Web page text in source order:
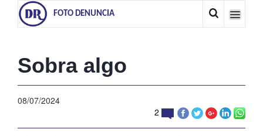
FOTO DENUNCIA
Sobra algo
08/07/2024
2